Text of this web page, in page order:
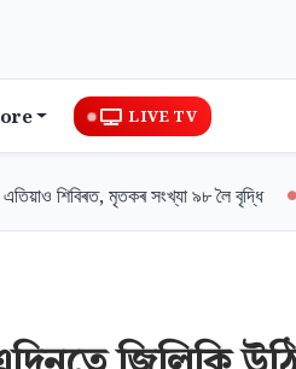
LIVE TV
শিবিৰত, মৃতকৰ সংখ্যা ৯৮ লৈ বৃদ্ধি